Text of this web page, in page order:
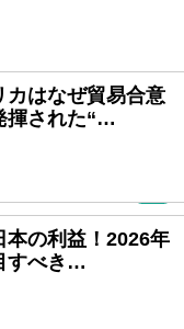
カはなぜ貿易合意
揮された“…
本の利益！2026年
すべき…